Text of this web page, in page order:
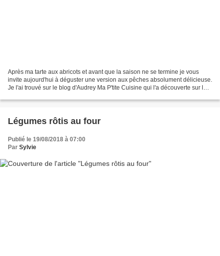
Après ma tarte aux abricots et avant que la saison ne se termine je vous
invite aujourd'hui à déguster une version aux pêches absolument délicieuse.
Je l'ai trouvé sur le blog d'Audrey Ma P'tite Cuisine qui l'a découverte sur les
Légumes rôtis au four
Publié le 19/08/2018 à 07:00
Par Sylvie